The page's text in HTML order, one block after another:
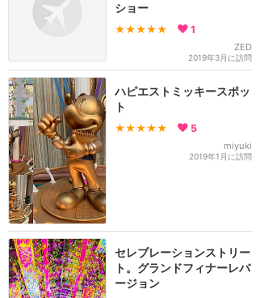
ショー
★★★★★ 1
ZED
2019年3月に訪問
ハピエストミッキースポッ
ト
★★★★★ 5
miyuki
2019年1月に訪問
セレブレーションストリー
ト。グランドフィナーレバ
ージョン